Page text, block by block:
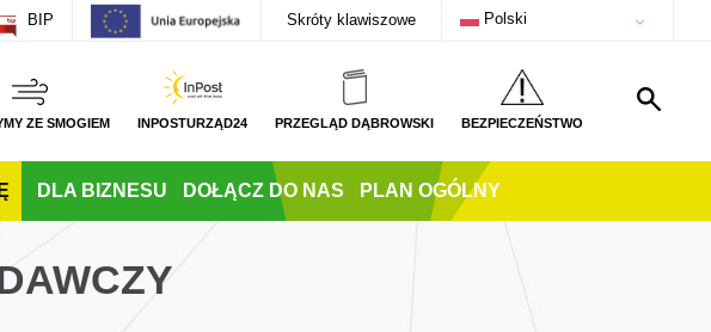
czcionki
rozmiar czcionki
BIP Skróty klawiszowe Polski
ZE SMOGIEM INPOSTURZĄD24 PRZEGLĄD DĄBROWSKI BEZPIECZEŃSTWO
DLA BIZNESU DOŁĄCZ DO NAS PLAN OGÓLNY